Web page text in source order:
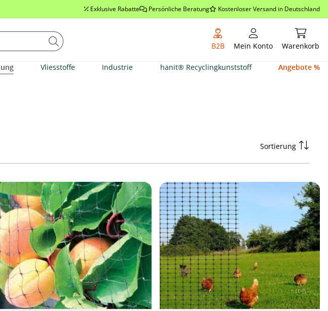
Exklusive Rabatte Persönliche Beratung Kostenloser Versand in Deutschland
B2B Mein Konto Warenkorb
Vliesstoffe Industrie hanit® Recyclingkunststoff Angebote %
Sortierung